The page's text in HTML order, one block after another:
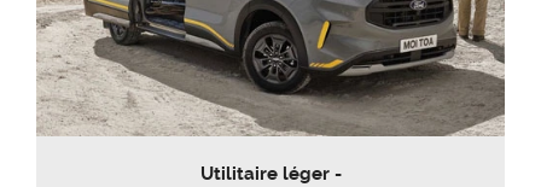
Utilitaire léger -